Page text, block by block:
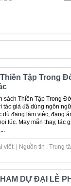
Tập Trong
sách Thiền Tập Trong
tác giả đã dùng ngôn
dù đang làm việc, đang
lúc. May mắn thay, tác
| Nguồn tin : Trung
DỰ ĐẠI LỄ